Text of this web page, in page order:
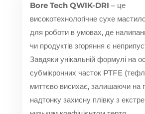
Bore Tech QWIK-DRI – це
високотехнологічне сухе
для роботи в умовах, де
чи продуктів згоряння є
Завдяки унікальній формулі на
субмікронних часток PTFE
миттєво висихає, залишаючи на
надтонку захисну плівку з